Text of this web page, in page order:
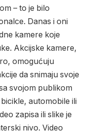
– to je bilo
Danas i oni
kamere koje
Akcijske kamere,
omogućuju
da snimaju svoje
svojom publikom
automobile ili
zapisa ili slike je
nivo. Video